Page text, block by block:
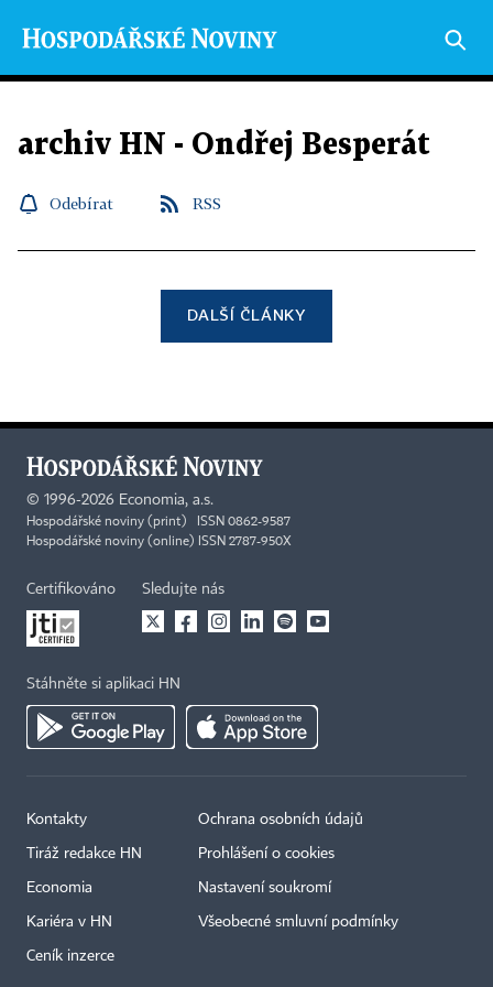
archiv HN - Ondřej Besperát
Odebírat RSS
DALŠÍ ČLÁNKY
© 1996-2026 Economia, a.s.
Hospodářské noviny (print) ISSN 0862-9587
Hospodářské noviny (online) ISSN 2787-950X
Certifikováno Sledujte nás
Stáhněte si aplikaci HN
Kontakty
Tiráž redakce HN
Economia
Kariéra v HN
Ceník inzerce
Ochrana osobních údajů
Prohlášení o cookies
Nastavení soukromí
Všeobecné smluvní podmínky